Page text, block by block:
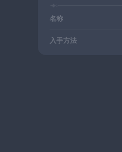
名称
入手方法